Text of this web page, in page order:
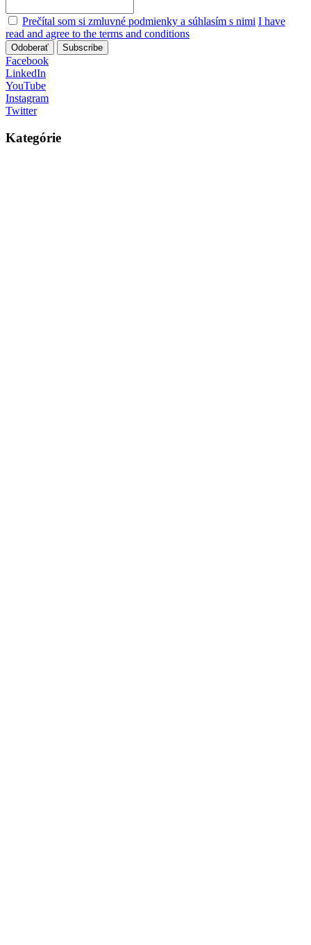
Prečítal som si zmluvné podmienky a súhlasím s nimi I have
read and agree to the terms and conditions
Odoberať Subscribe
Facebook
LinkedIn
YouTube
Instagram
Twitter
Kategórie